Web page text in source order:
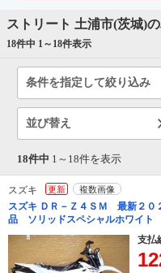
ストリート 土浦市(茨城)
18件中 1～ 18件表示
条件を指定して絞り込み
並び替え
18件中 1～ 18件を表示
スズキ 更新 複数画像
スズキ ＤＲ－Ｚ４ＳＭ 最新２
品 ソリッドスペシャルホワイト
支払